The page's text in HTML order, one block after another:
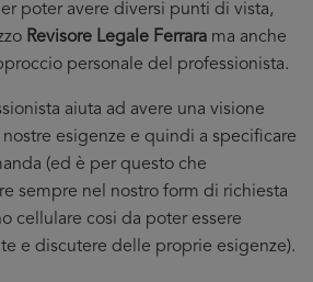
poter avere diversi punti di vista,
Revisore Legale Ferrara ma anche
personale del professionista.
aiuta ad avere una visione
esigenze e quindi a specificare
(ed è per questo che
sempre nel nostro form di richiesta
cellulare cosi da poter essere
e discutere delle proprie esigenze).